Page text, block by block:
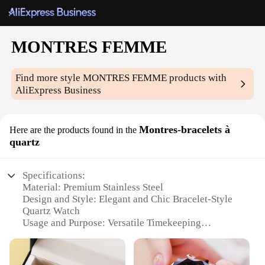
MONTRES FEMME
Find more styleMONTRES FEMME products with
AliExpress Business
Here are the products found in the Montres-bracelets à
quartz
Specifications:
Material: Premium Stainless Steel
Design and Style: Elegant and Chic Bracelet-Style
Quartz Watch
Usage and Purpose: Versatile Timekeeping
Typical Adaptive Scenario: Suitable for Casual and
Formal Occasions